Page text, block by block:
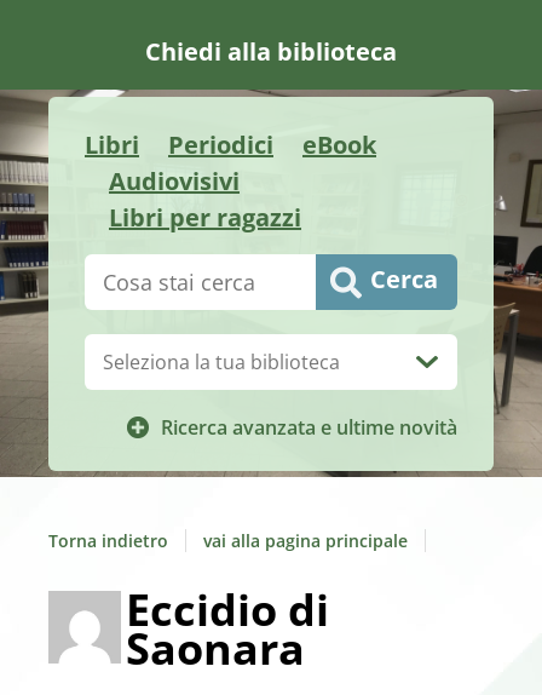
Chiedi alla biblioteca
Libri Periodici
eBook
Audiovisivi
Libri per ragazzi
Cerca su "Catalogo" Cerca
Ricerca avanzata e ultime novità
Biblioteca:
Torna indietro vai alla pagina principale
Eccidio di
Saonara